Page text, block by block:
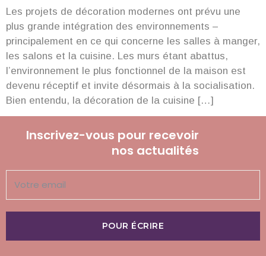
Les projets de décoration modernes ont prévu une
plus grande intégration des environnements –
principalement en ce qui concerne les salles à manger,
les salons et la cuisine. Les murs étant abattus,
l’environnement le plus fonctionnel de la maison est
devenu réceptif et invite désormais à la socialisation.
Bien entendu, la décoration de la cuisine […]
Inscrivez-vous pour recevoir
nos actualités
POUR ÉCRIRE